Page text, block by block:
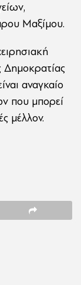
Μαξίμου.
αναγκαίο
που μπορεί
μέλλον.